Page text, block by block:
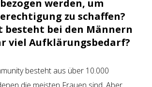
werden, um
zu schaffen?
besteht bei den Männern
viel Aufklärungsbedarf?
besteht aus über 10.000